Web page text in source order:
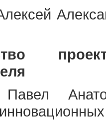
Павел